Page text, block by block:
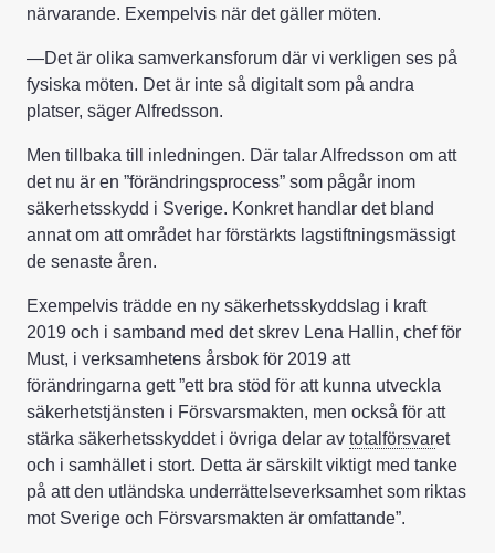
närvarande. Exempelvis när det gäller möten.
—Det är olika samverkansforum där vi verkligen ses på
fysiska möten. Det är inte så digitalt som på andra
platser, säger Alfredsson.
Men tillbaka till inledningen. Där talar Alfredsson om att
det nu är en ”förändringsprocess” som pågår inom
säkerhetsskydd i Sverige. Konkret handlar det bland
annat om att området har förstärkts lagstiftningsmässigt
de senaste åren.
Exempelvis trädde en ny säkerhetsskyddslag i kraft
2019 och i samband med det skrev Lena Hallin, chef för
Must, i verksamhetens årsbok för 2019 att
förändringarna gett ”ett bra stöd för att kunna utveckla
säkerhetstjänsten i Försvarsmakten, men också för att
stärka säkerhetsskyddet i övriga delar av totalförsvaret
och i samhället i stort. Detta är särskilt viktigt med tanke
på att den utländska underrättelseverksamhet som riktas
mot Sverige och Försvarsmakten är omfattande”.